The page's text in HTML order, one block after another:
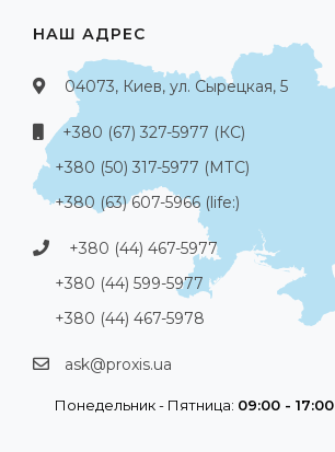
НАШ АДРЕС
04073, Киев, ул. Сырецкая, 5
+380 (67) 327-5977 (КС)
+380 (50) 317-5977 (МТС)
+380 (63) 607-5966 (life:)
+380 (44) 467-5977
+380 (44) 599-5977
+380 (44) 467-5978
ask@proxis.ua
Понедельник - Пятница: 09:00 - 17:00